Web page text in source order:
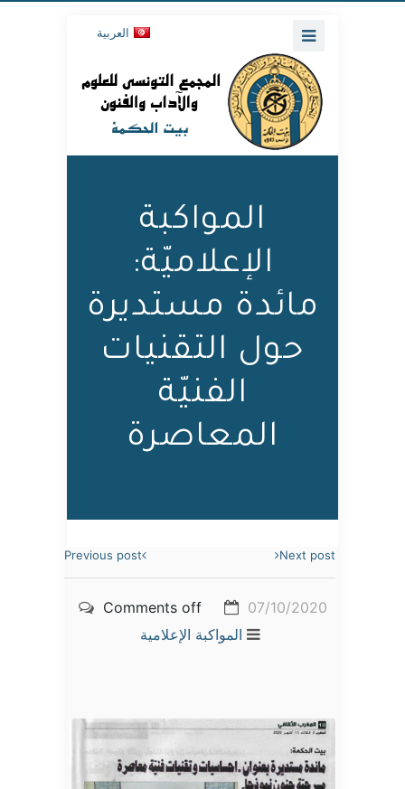
العربية
المواكبة
الإعلاميّة:
مائدة مستديرة
حول التقنيات
الفنيّة
المعاصرة
Previous post Next post
07/10/2020
Comments off
المواكبة الإعلامية